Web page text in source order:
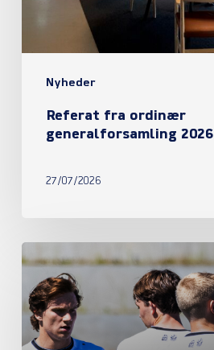
Nyheder
Referat fra ordinær
generalforsamling 2026
27/07/2026